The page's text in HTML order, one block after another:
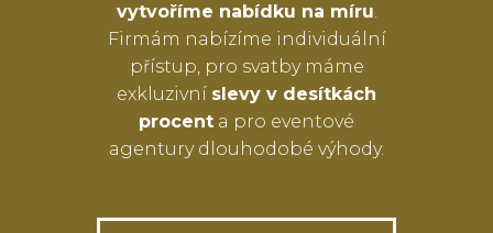
vytvoříme nabídku na míru.
Firmám nabízíme individuální
přístup, pro svatby máme
exkluzivní slevy v desítkách
procent a pro eventové
agentury dlouhodobé výhody.